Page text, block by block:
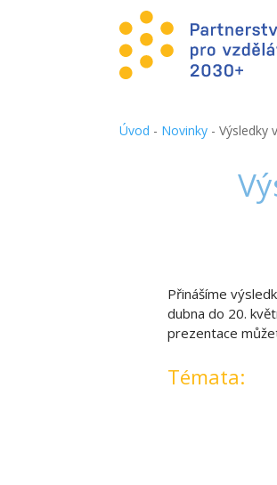
Úvod - Novinky -Výsledky
Přinášíme
dubna do 20.
prezentace
Témata: